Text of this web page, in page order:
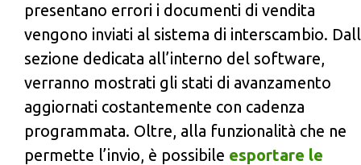
presentano errori i documenti di vendita
vengono inviati al sistema di interscambio.
sezione dedicata all’interno del software,
verranno mostrati gli stati di avanzamento
aggiornati costantemente con cadenza
programmata. Oltre, alla funzionalità che ne
permette l’invio, è possibile esportare le